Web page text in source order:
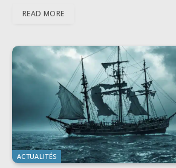
READ MORE
ACTUALITÉS